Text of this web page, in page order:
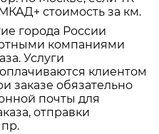
стоимость за км.
города России
компаниями
Услуги
клиентом
заказе обязательно
почты для
отправки